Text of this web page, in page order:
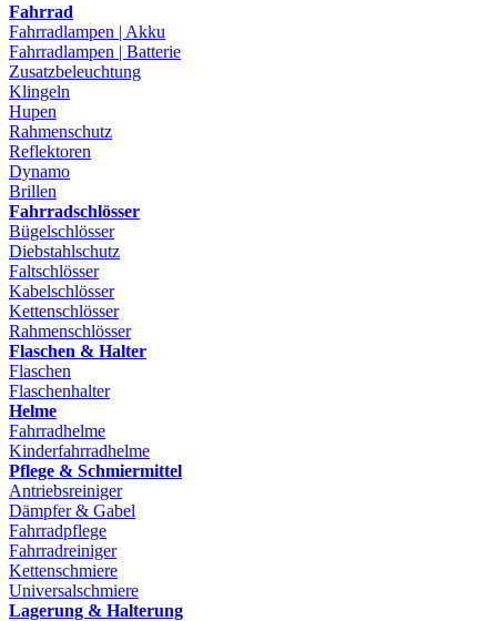
Fahrrad
Fahrradlampen | Akku
Fahrradlampen | Batterie
Zusatzbeleuchtung
Klingeln
Hupen
Rahmenschutz
Reflektoren
Dynamo
Brillen
Fahrradschlösser
Bügelschlösser
Diebstahlschutz
Faltschlösser
Kabelschlösser
Kettenschlösser
Rahmenschlösser
Flaschen & Halter
Flaschen
Flaschenhalter
Helme
Fahrradhelme
Kinderfahrradhelme
Pflege & Schmiermittel
Antriebsreiniger
Dämpfer & Gabel
Fahrradpflege
Fahrradreiniger
Kettenschmiere
Universalschmiere
Lagerung & Halterung